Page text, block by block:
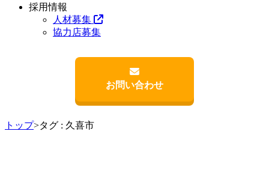
採用情報
人材募集
協力店募集
お問い合わせ
トップ>タグ : 久喜市